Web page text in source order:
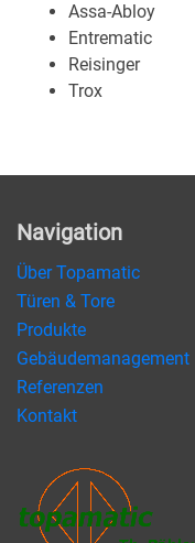
Assa-Abloy
Entrematic
Reisinger
Trox
Navigation
Über Topamatic
Türen & Tore
Produkte
Gebäudemanagement
Referenzen
Kontakt